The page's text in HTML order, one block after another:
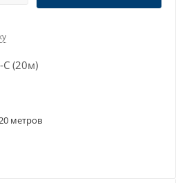
C (20м)
метров